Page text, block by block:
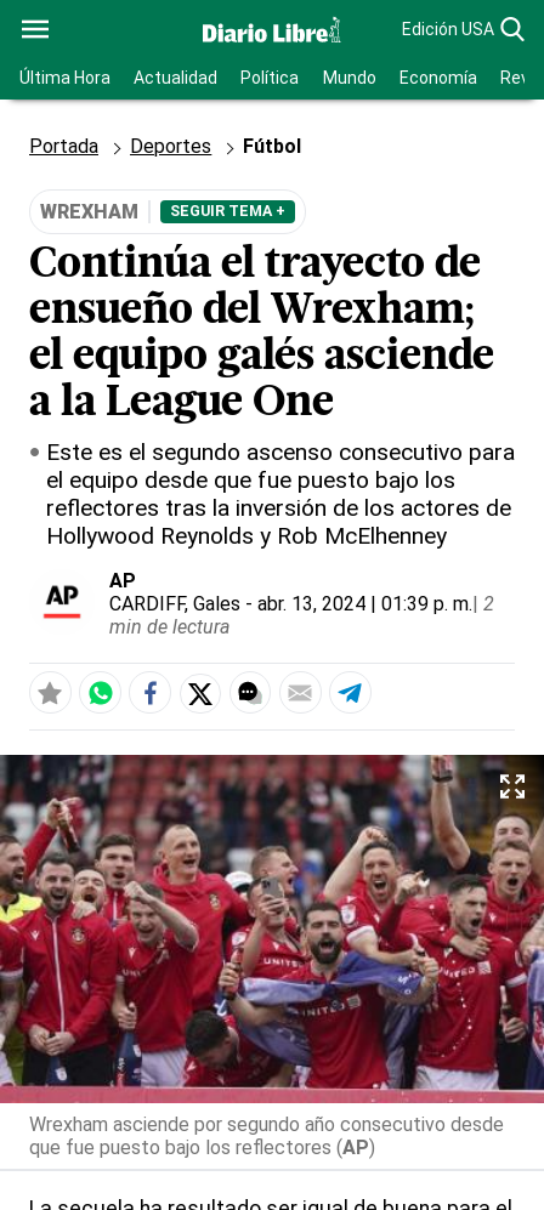
Edición USA
Última Hora Actualidad Política Mundo Economía
Portada Deportes Fútbol
WREXHAM SEGUIR TEMA +
Continúa el trayecto de
ensueño del Wrexham;
el equipo galés asciende
a la League One
Este es el segundo ascenso consecutivo para
el equipo desde que fue puesto bajo los
reflectores tras la inversión de los actores de
Hollywood Reynolds y Rob McElhenney
AP
CARDIFF, Gales - abr. 13, 2024 | 01:39 p. m.| 2
min de lectura
Wrexham asciende por segundo año consecutivo desde
que fue puesto bajo los reflectores (AP)